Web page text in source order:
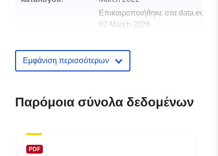
Επικαιροποιήθηκε στα
02 March 2026
uriRef:
http://data.europa.eu/88u/
Εμφάνιση περισσότερων
Παρόμοια σύνολα δεδομένων
PDF